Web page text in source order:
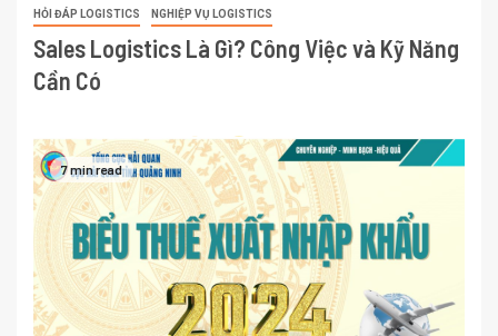
HỎI ĐÁP LOGISTICS NGHIỆP VỤ LOGISTICS
Sales Logistics Là Gì? Công Việc và Kỹ Năng
Cần Có
7 min read